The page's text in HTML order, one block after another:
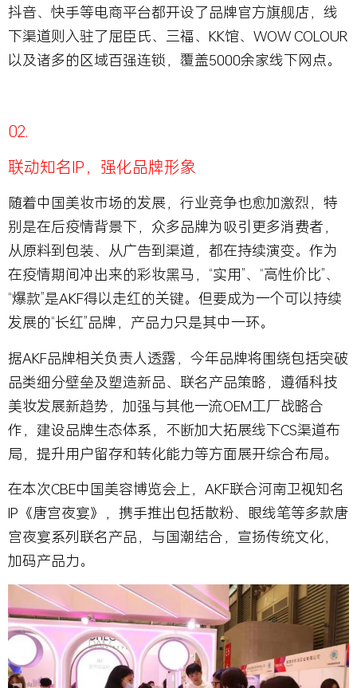
抖音、快手等电商平台都开设了品牌官方旗舰店，线
下渠道则入驻了屈臣氏、三福、KK馆、WOW COLOUR
以及诸多的区域百强连锁，覆盖5000余家线下网点。
02.
联动知名IP，强化品牌形象
随着中国美妆市场的发展，行业竞争也愈加激烈，特
别是在后疫情背景下，众多品牌为吸引更多消费者，
从原料到包装、从广告到渠道，都在持续演变。作为
在疫情期间冲出来的彩妆黑马，“实用”、“高性价比”、
“爆款”是AKF得以走红的关键。但要成为一个可以持续
发展的“长红”品牌，产品力只是其中一环。
据AKF品牌相关负责人透露，今年品牌将围绕包括突破
品类细分壁垒及塑造新品、联名产品策略，遵循科技
美妆发展新趋势，加强与其他一流OEM工厂战略合
作，建设品牌生态体系，不断加大拓展线下CS渠道布
局，提升用户留存和转化能力等方面展开综合布局。
在本次CBE中国美容博览会上，AKF联合河南卫视知名
IP《唐宫夜宴》，携手推出包括散粉、眼线笔等多款唐
宫夜宴系列联名产品，与国潮结合，宣扬传统文化，
加码产品力。